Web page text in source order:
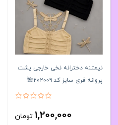
نیمتنه دخترانه نخی خارجی پشت
پروانه فری سایز کد ۲۰۲۰۰۹🌺
1,200,000 تومان